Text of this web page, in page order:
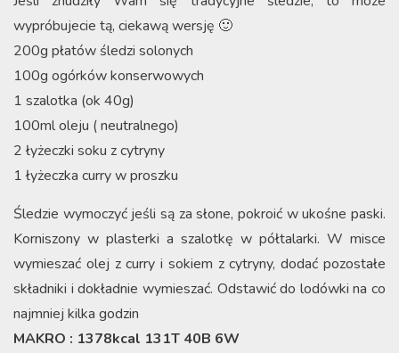
wypróbujecie tą, ciekawą wersję 🙂
200g płatów śledzi solonych
100g ogórków konserwowych
1 szalotka (ok 40g)
100ml oleju ( neutralnego)
2 łyżeczki soku z cytryny
1 łyżeczka curry w proszku
Śledzie wymoczyć jeśli są za słone, pokroić w ukośne paski.
Korniszony w plasterki a szalotkę w półtalarki. W misce
wymieszać olej z curry i sokiem z cytryny, dodać pozostałe
składniki i dokładnie wymieszać. Odstawić do lodówki na co
najmniej kilka godzin
MAKRO : 1378kcal 131T 40B 6W